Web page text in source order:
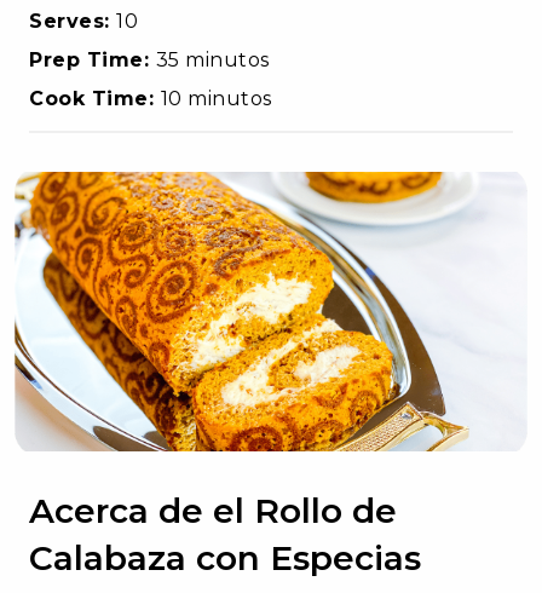
Serves: 10
Prep Time: 35 minutos
Cook Time: 10 minutos
Acerca de el Rollo de
Calabaza con Especias